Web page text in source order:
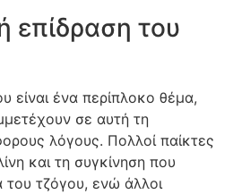
επίδραση του
είναι ένα περίπλοκο θέμα,
σε αυτή τη
λόγους. Πολλοί παίκτες
και τη συγκίνηση που
του τζόγου, ενώ άλλοι